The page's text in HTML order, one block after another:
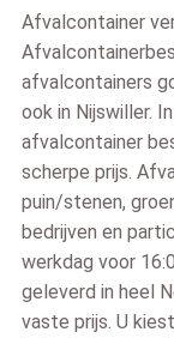
Afvalcontainer
afvalcontainers
ook in Nijswiller.
afvalcontainer
scherpe prijs.
puin/stenen,
bedrijven en
werkdag voor
geleverd in heel
vaste prijs. U